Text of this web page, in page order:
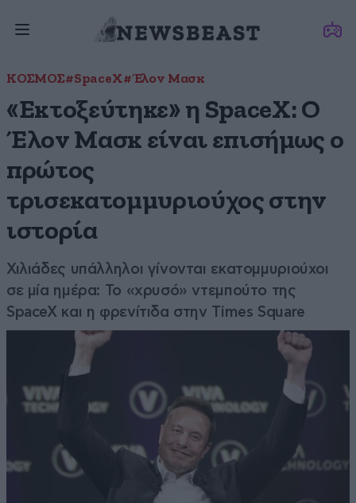
ΚΟΣΜΟΣ#SpaceX#Έλον Μασκ
«Εκτοξεύτηκε» η SpaceX: Ο
Έλον Μασκ είναι επισήμως ο
πρώτος
τρισεκατομμυριούχος στην
ιστορία
Χιλιάδες υπάλληλοι γίνονται εκατομμυριούχοι
σε μία ημέρα: Το «χρυσό» ντεμπούτο της
SpaceX και η φρενίτιδα στην Times Square